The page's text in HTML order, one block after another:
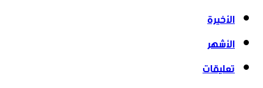
الأخيرة
الأشهر
تعليقات